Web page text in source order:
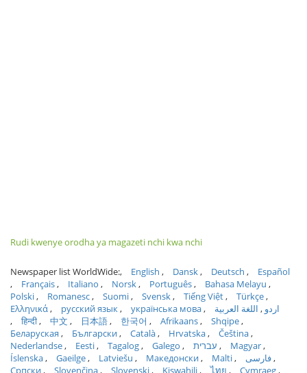
Rudi kwenye orodha ya magazeti nchi kwa nchi
Newspaper list WorldWide: English Dansk Deutsch
Español
Français
Italiano Norsk Português
Bahasa Melayu
Polski
Romanesc Suomi Svensk Tiếng Việt
Türkçe
Ελληνικά
русский язык українська мова اردو
اللغة العربية
हिन्दी
中文 日本語 한국어 Afrikaans
Shqipe
Беларуская
Български Català Hrvatska
Čeština
Nederlandse
Eesti Tagalog Galego עברית
Magyar
Íslenska
Gaeilge Latviešu Македонски Malti
فارسی
Српски
Slovenčina Slovenski Kiswahili ไทย Cymraeg